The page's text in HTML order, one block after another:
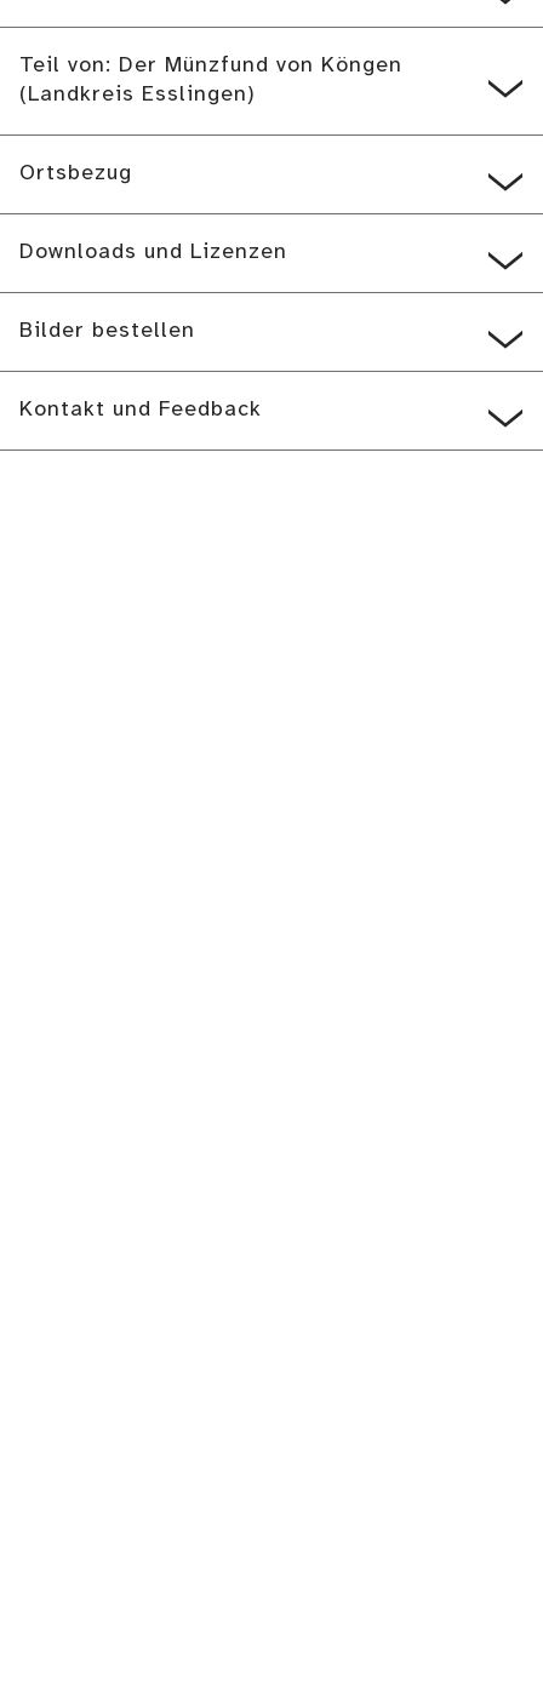
Teil von: Der Münzfund von Köngen
(Landkreis Esslingen)
Ortsbezug
Downloads und Lizenzen
Bilder bestellen
Kontakt und Feedback